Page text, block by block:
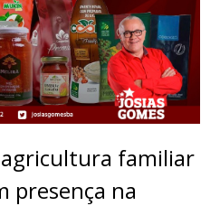
familiar
presença na